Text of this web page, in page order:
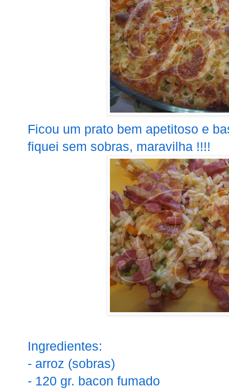
Ficou um prato bem apetitoso e
fiquei sem sobras, maravilha !!!!
Ingredientes:
- arroz (sobras)
- 120 gr. bacon fumado